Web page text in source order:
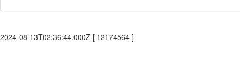
2024-08-13T02:36:44.000Z [ 12174564 ]